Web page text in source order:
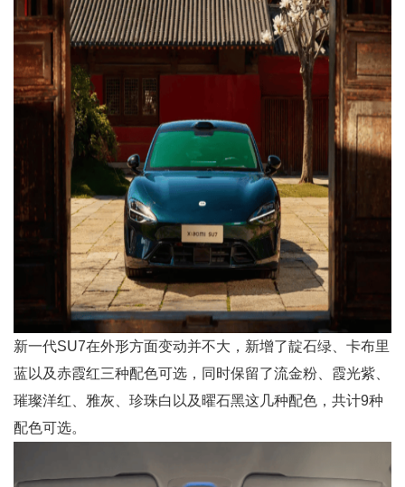
新一代SU7在外形方面变动并不大，新增了靛石绿、卡布里
蓝以及赤霞红三种配色可选，同时保留了流金粉、霞光紫、
璀璨洋红、雅灰、珍珠白以及曜石黑这几种配色，共计9种
配色可选。